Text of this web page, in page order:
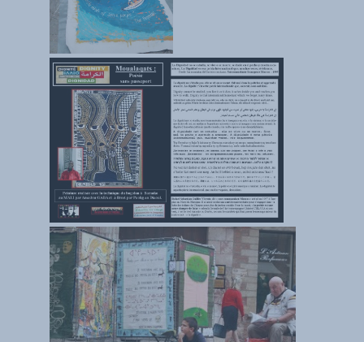
LES FONDAMENTAUX
Les acteurs du plurilinguisme
Langues et géopolitique - L'avenir des langues
Multilinguismes et plurilinguismes
Politiques et droits linguistiques
Dynamique des langues
Langues et histoire
Langues, sciences et philosophie
Langues et pouvoirs
Textes de référence
DOSSIERS THÉMATIQUES
Education et recherche
Culture et industries culturelles
Economique et social
International
Accès au dictionnaire des anglicismes
Accéder à la plateforme pour la traduction (en construction)
Accès à la banque de données Relations internationales
Accéder au site de l'OPA (Observatoire du plurilinguisme en Afrique)
ACTUALITÉS/EVENEMENTS
Manifestations
Les victoires du plurilinguisme
Chroniques et humeurs
Courrier des lecteurs
Morceaux choisis